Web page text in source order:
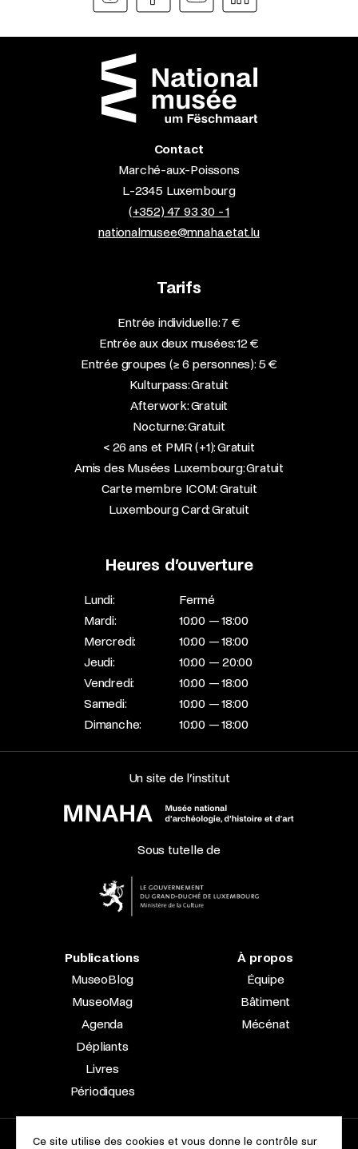
Contact
Marché-aux-Poissons
L-2345 Luxembourg
(+352) 47 93 30 - 1
nationalmusee@mnaha.etat.lu
Tarifs
Entrée individuelle: 7 €
Entrée aux deux musées: 12 €
Entrée groupes (≥ 6 personnes): 5 €
Kulturpass: Gratuit
Afterwork: Gratuit
Nocturne: Gratuit
< 26 ans et PMR (+1): Gratuit
Amis des Musées Luxembourg: Gratuit
Carte membre ICOM: Gratuit
Luxembourg Card: Gratuit
Heures d’ouverture
Lundi:
Fermé
Mardi:
10:00 — 18:00
Mercredi:
10:00 — 18:00
Jeudi:
10:00 — 20:00
Vendredi:
10:00 — 18:00
Samedi:
10:00 — 18:00
Dimanche:
10:00 — 18:00
Un site de l’institut
Sous tutelle de
Publications
MuseoBlog
MuseoMag
Agenda
Dépliants
Livres
Périodiques
À propos
Équipe
Bâtiment
Mécénat
2023 © Le Musée national d’archéologie, d’histoire et d’art |
Ce site utilise des cookies et vous donne le contrôle sur